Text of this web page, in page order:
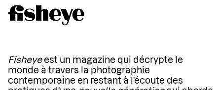
Fisheyeest un magazine qui décrypte le
monde à travers la photographie
contemporaine en restant à l'écoute des